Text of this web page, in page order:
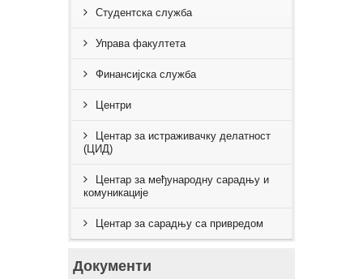
Студентска служба
Управа факултета
Финансијска служба
Центри
Центар за истраживачку делатност
(ЦИД)
Центар за међународну сарадњу и
комуникације
Центар за сарадњу са привредом
Документи